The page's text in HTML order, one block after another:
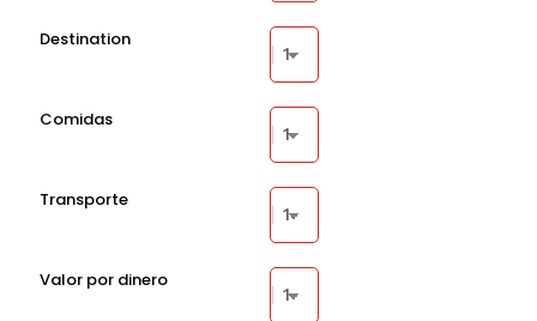
Destination
Comidas
Transporte
Valor por dinero